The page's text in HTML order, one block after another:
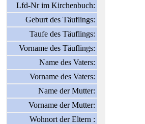
Lfd-Nr im Kirchenbuch:
Geburt des Täuflings:
Taufe des Täuflings:
Vorname des Täuflings:
Name des Vaters:
Vorname des Vaters:
Name der Mutter:
Vorname der Mutter:
Wohnort der Eltern :